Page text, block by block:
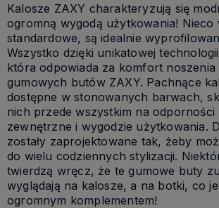
Kalosze ZAXY charakteryzują się
ogromną wygodą użytkowania! Nieco
standardowe, są idealnie
Wszystko dzięki unikatowej
która odpowiada za komfort noszenia
gumowych butów ZAXY. Pachnące
dostępne w stonowanych barwach,
nich przede wszystkim na odporności
zewnętrzne i wygodzie użytkowania.
zostały zaprojektowane tak, żeby
do wielu codziennych stylizacji.
twierdzą wręcz, że te gumowe buty
wyglądają na kalosze, a na botki, co
ogromnym komplementem!